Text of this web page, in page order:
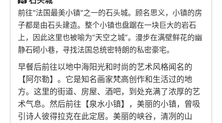
前往"法国最美小镇"之一的石头城。顾名思义，小镇的房
子都是由石头建造。整个小镇也盘踞在一块巨大的岩石
上，因此这里也被喻为“天空之城”。漫步在满壁鲜花的幽
静石砌小巷，寻找法国总统密特朗的私密豪宅。
早餐后前往以地中海阳光和时尚的艺术风格闻名的
【阿尔勒】。它是知名画家梵高创作和生活过的地
方。这里的街道、房屋、酒吧，到处充满了浓厚的艺
术气息。然后前往【泉水小镇】，美丽的小镇，曾吸
引诗人彼得拉克在此定居。美丽的峡谷，清冽的山